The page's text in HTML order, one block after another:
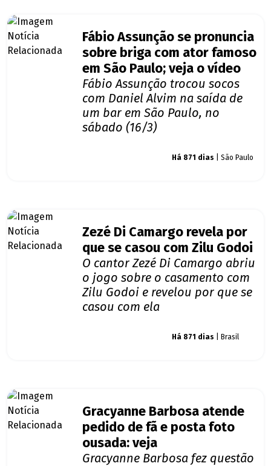
Fábio Assunção se pronuncia
sobre briga com ator famoso
em São Paulo; veja o vídeo
Fábio Assunção trocou socos
com Daniel Alvim na saída de
um bar em São Paulo, no
sábado (16/3)
Há 871 dias | São Paulo
Zezé Di Camargo revela por
que se casou com Zilu Godoi
O cantor Zezé Di Camargo abriu
o jogo sobre o casamento com
Zilu Godoi e revelou por que se
casou com ela
Há 871 dias | Brasil
Gracyanne Barbosa atende
pedido de fã e posta foto
ousada: veja
Gracyanne Barbosa fez questão